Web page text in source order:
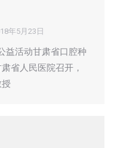
年5月23日
益活动甘肃省口腔种
省人民医院召开，